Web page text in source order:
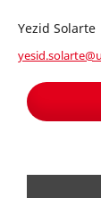
Yezid Solarte